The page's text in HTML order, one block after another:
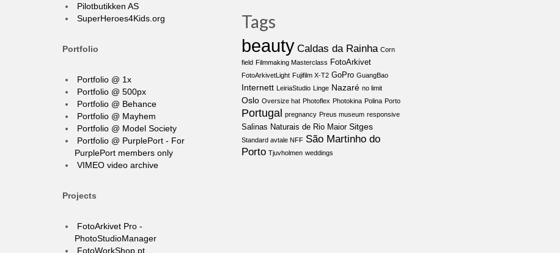
Pilotbutikken AS
SuperHeroes4Kids.org
Portfolio
Portfolio @ 1x
Portfolio @ 500px
Portfolio @ Behance
Portfolio @ Mayhem
Portfolio @ Model Society
Portfolio @ PurplePort - For
PurplePort members only
VIMEO video archive
Projects
FotoArkivet Pro -
PhotoStudioManager
FotoWorkShop.pt
Tags
beauty Caldas da Rainha Corn
field Filmmaking Masterclass FotoArkivet
FotoArkivetLight Fujifilm X-T2 GoPro GuangBao
Internett LeiriaStudio Linge Nazaré no limit
Oslo Oversize hat Photoflex Photokina Polina Porto
Portugal pregnancy Preus museum responsive
Salinas Naturais de Rio Maior Sitges
Standard avtale NFF São Martinho do
Porto Tjuvholmen weddings